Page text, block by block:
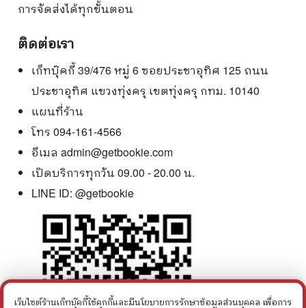
การจัดส่งได้ทุกขั้นตอน
ติดต่อเรา
เก็ทบุ๊คกี้ 39/476 หมู่ 6 ซอยประชาอุทิศ 125 ถนน
ประชาอุทิศ แขวงทุ่งครุ เขตทุ่งครุ กทม. 10140
แผนที่ร้าน
โทร 094-161-4566
อีเมล admin@getbookie.com
เปิดบริการทุกวัน 09.00 - 20.00 น.
LINE ID: @getbookie
เว็บไซต์ร้านเก็ทบุ๊คกี้ใช้คุกกี้และมีนโยบายการรักษาข้อมูลส่วนบุคคล เพื่อการ